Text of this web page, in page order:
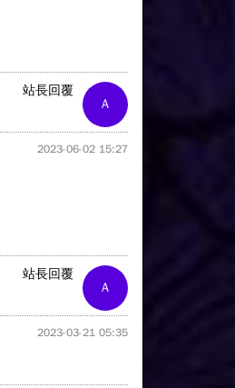
A
站長回覆
2023-06-02 15:27
A
站長回覆
2023-03-21 05:35